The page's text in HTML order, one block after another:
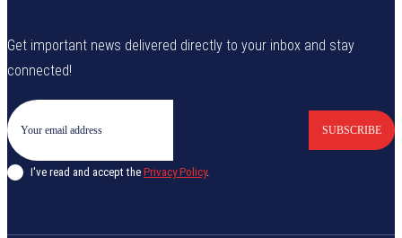
Get important news delivered directly to your inbox and stay
connected!
SUBSCRIBE
I've read and accept the Privacy Policy.